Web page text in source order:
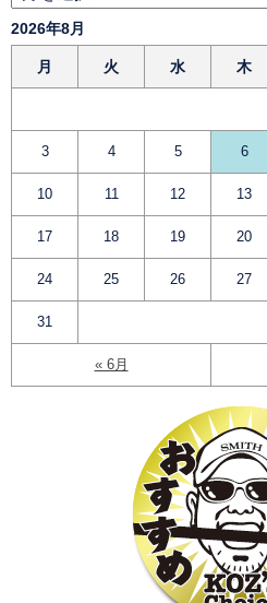
2026年8月
月 火 水 木
« 6月
3 4 5 6
10 11 12 13
17 18 19 20
24 25 26 27
31